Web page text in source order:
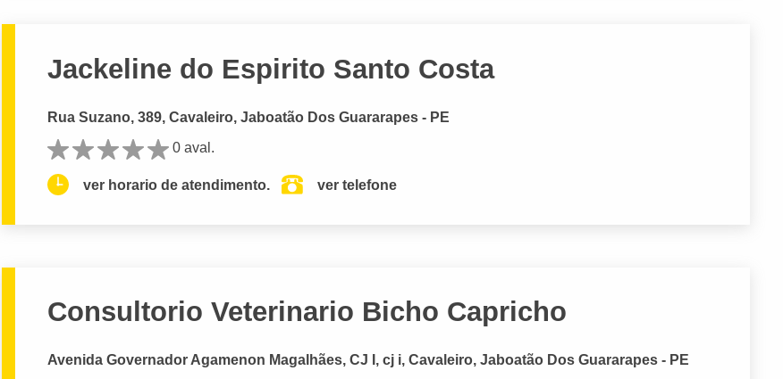
Jackeline do Espirito Santo Costa
Rua Suzano, 389, Cavaleiro, Jaboatão Dos Guararapes - PE
0 aval.
ver horario de atendimento. ver telefone
Consultorio Veterinario Bicho Capricho
Avenida Governador Agamenon Magalhães, CJ I, cj i, Cavaleiro, Jaboatão Dos Guararapes - PE